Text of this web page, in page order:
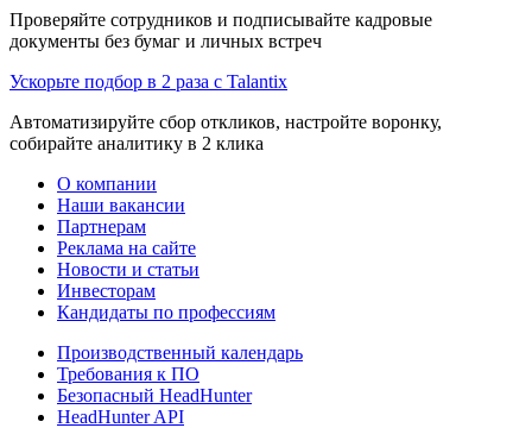
Проверяйте сотрудников и подписывайте кадровые
документы без бумаг и личных встреч
Ускорьте подбор в 2 раза с Talantix
Автоматизируйте сбор откликов, настройте воронку,
собирайте аналитику в 2 клика
О компании
Наши вакансии
Партнерам
Реклама на сайте
Новости и статьи
Инвесторам
Кандидаты по профессиям
Производственный календарь
Требования к ПО
Безопасный HeadHunter
HeadHunter API